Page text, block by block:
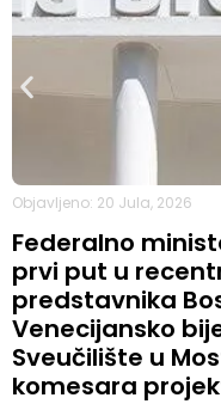
Objavljeno: 20 Jula, 2026
Federalno
prvi put u
predstavnika
Venecijansko
Sveučilište u
komesara